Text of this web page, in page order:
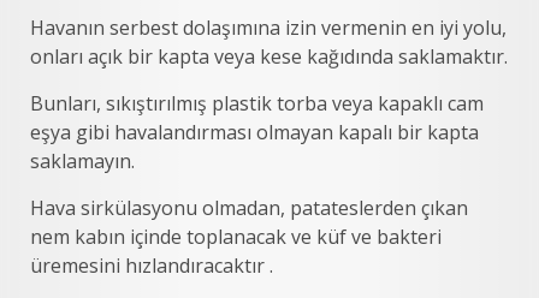
Havanın serbest dolaşımına izin vermenin en iyi yolu,
onları açık bir kapta veya kese kağıdında saklamaktır.
Bunları, sıkıştırılmış plastik torba veya kapaklı cam
eşya gibi havalandırması olmayan kapalı bir kapta
saklamayın.
Hava sirkülasyonu olmadan, patateslerden çıkan
nem kabın içinde toplanacak ve küf ve bakteri
üremesini hızlandıracaktır .